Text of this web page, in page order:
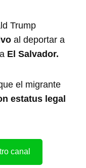
Trump
al deportar a
El Salvador.
el migrante
estatus legal
canal